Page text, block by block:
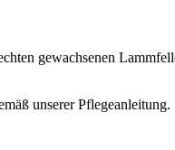
gewachsenen
unserer Pflegeanleitung.